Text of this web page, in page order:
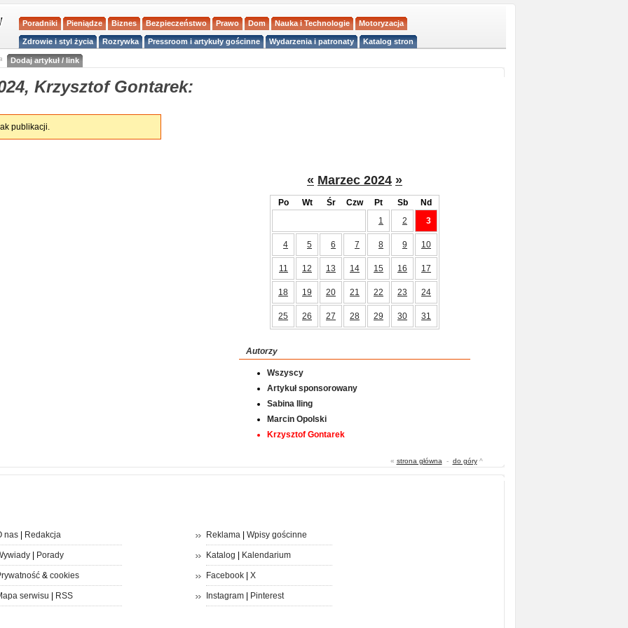
Poradniki Pieniądze Biznes Bezpieczeństwo Prawo Dom Nauka i Technologie Motoryzacja
Zdrowie i styl życia Rozrywka Pressroom i artykuły gościnne Wydarzenia i patronaty Katalog stron
Dodaj artykuł / link
Krzysztof Gontarek:
publikacji.
« Marzec 2024 »
Po Wt Śr Czw Pt Sb
Nd
1
2 3
4 5 6 7 8 9 10
11 12 13 14 15 16 17
18 19 20 21 22 23 24
25 26 27 28 29 30 31
Autorzy
Wszyscy
Artykuł sponsorowany
Sabina Iling
Marcin Opolski
Krzysztof Gontarek
« strona główna - do góry^
nas| Redakcja
| Porady
& cookies
serwisu RSS
Reklama| Wpisy gościnne
Katalog Kalendarium
Facebook| X
Instagram| Pinterest